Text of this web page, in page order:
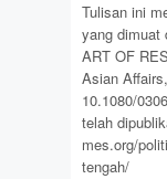
Tulisan ini
yang dimuat
ART OF
Asian
10.1080/
telah
mes.org/
tengah/